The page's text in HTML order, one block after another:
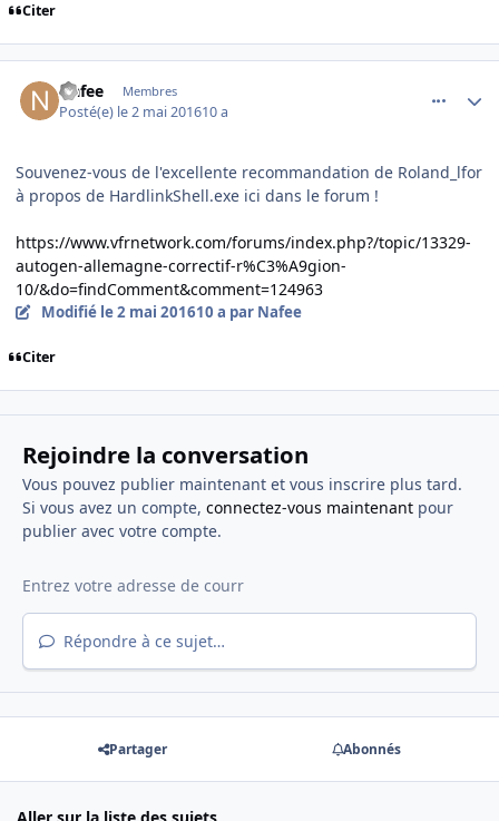
Citer
Nafee Membres
Posté(e) le 2 mai 201610 a
Souvenez-vous de l'excellente recommandation de Roland_lfor
à propos de HardlinkShell.exe ici dans le forum !
https://www.vfrnetwork.com/forums/index.php?/topic/13329-
autogen-allemagne-correctif-r%C3%A9gion-
10/&do=findComment&comment=124963
Modifié le 2 mai 201610 a par Nafee
Citer
Rejoindre la conversation
Vous pouvez publier maintenant et vous inscrire plus tard.
Si vous avez un compte, connectez-vous maintenantpour
publier avec votre compte.
Répondre à ce sujet…
Partager Abonnés